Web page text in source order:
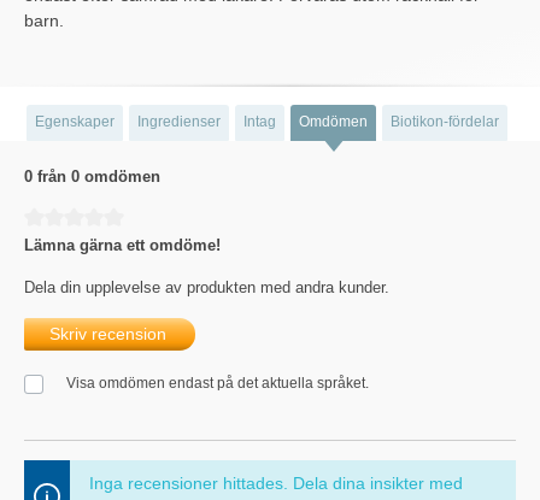
barn.
Egenskaper Ingredienser Intag Omdömen Biotikon-fördelar
0 från 0 omdömen
Lämna gärna ett omdöme!
Dela din upplevelse av produkten med andra kunder.
Skriv recension
Visa omdömen endast på det aktuella språket.
Inga recensioner hittades. Dela dina insikter med